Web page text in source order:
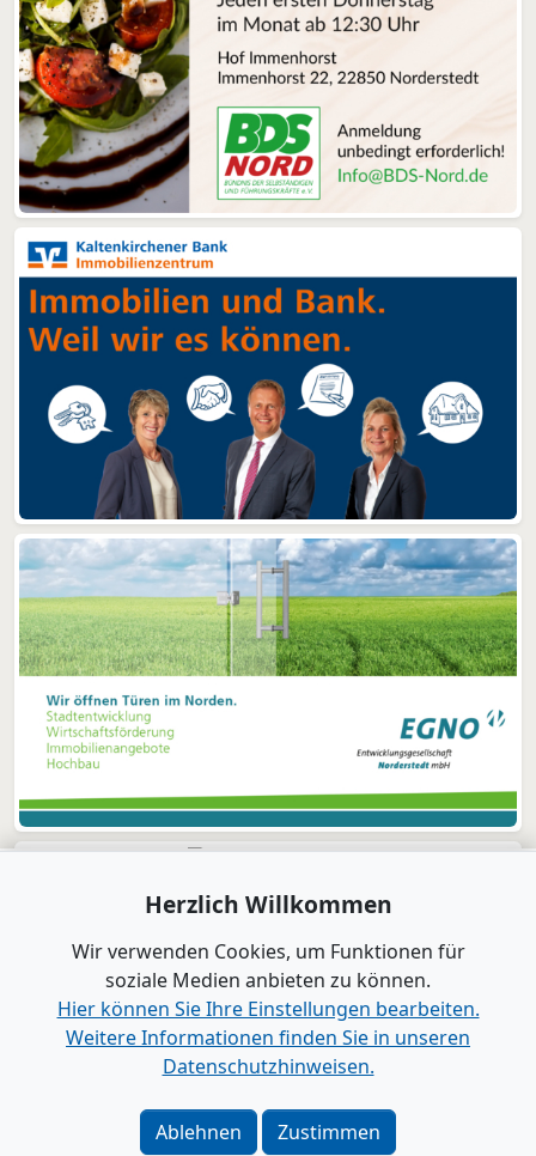
Impressum |Datenschutz|Barrierefreiheit
Herzlich Willkommen
Wir verwenden Cookies, um Funktionen für
soziale Medien anbieten zu können.
Hier können Sie Ihre Einstellungen bearbeiten.
Weitere Informationen finden Sie in unseren
Datenschutzhinweisen.
Ablehnen Zustimmen